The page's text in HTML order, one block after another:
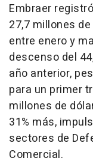
Embraer
27,7 millones
entre enero y
descenso del
año anterior,
para un primer
millones de
31% más,
sectores de
Comercial.